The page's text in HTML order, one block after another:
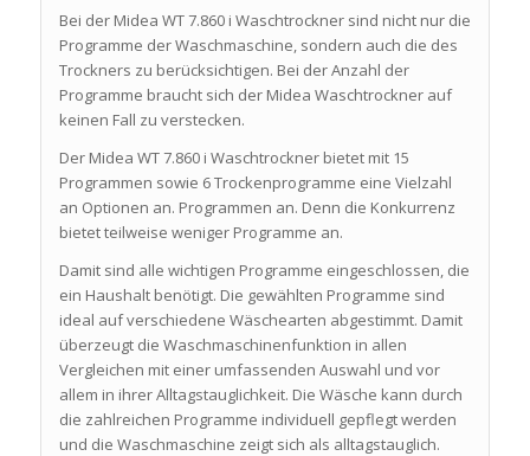
Bei der Midea WT 7.860 i Waschtrockner sind nicht nur die
Programme der Waschmaschine, sondern auch die des
Trockners zu berücksichtigen. Bei der Anzahl der
Programme braucht sich der Midea Waschtrockner auf
keinen Fall zu verstecken.
Der Midea WT 7.860 i Waschtrockner bietet mit 15
Programmen sowie 6 Trockenprogramme eine Vielzahl
an Optionen an. Programmen an. Denn die Konkurrenz
bietet teilweise weniger Programme an.
Damit sind alle wichtigen Programme eingeschlossen, die
ein Haushalt benötigt. Die gewählten Programme sind
ideal auf verschiedene Wäschearten abgestimmt. Damit
überzeugt die Waschmaschinenfunktion in allen
Vergleichen mit einer umfassenden Auswahl und vor
allem in ihrer Alltagstauglichkeit. Die Wäsche kann durch
die zahlreichen Programme individuell gepflegt werden
und die Waschmaschine zeigt sich als alltagstauglich.